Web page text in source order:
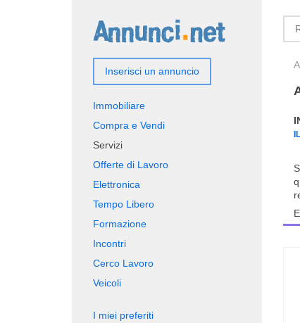
Inserisci un annuncio
Immobiliare
Compra e Vendi
Servizi
Offerte di Lavoro
Elettronica
Tempo Libero
Formazione
Incontri
Cerco Lavoro
Veicoli
I miei preferiti